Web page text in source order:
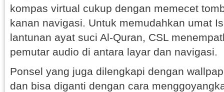
kompas virtual cukup dengan memecet
kanan navigasi. Untuk memudahkan umat
lantunan ayat suci Al-Quran, CSL
pemutar audio di antara layar dan navigasi.
Ponsel yang juga dilengkapi dengan
dan bisa diganti dengan cara